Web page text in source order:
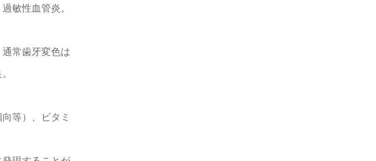
敏性血管炎。
常歯牙変色は
等）、ビタミ